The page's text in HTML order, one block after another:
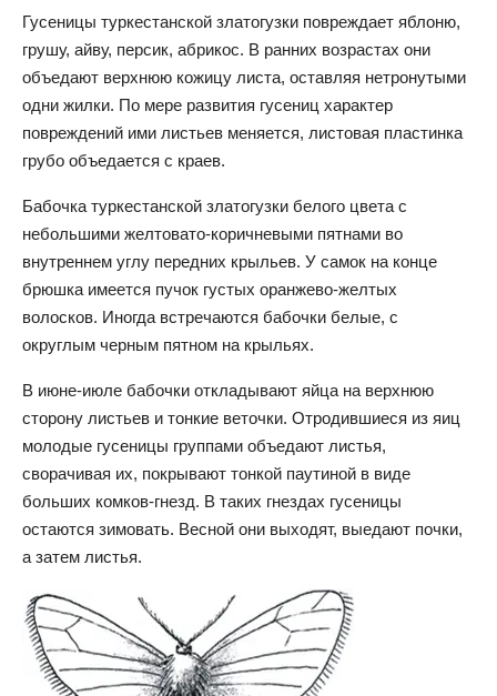
Гусеницы туркестанской златогузки повреждает яблоню,
грушу, айву, персик, абрикос. В ранних возрастах они
объедают верхнюю кожицу листа, оставляя нетронутыми
одни жилки. По мере развития гусениц характер
повреждений ими листьев меняется, листовая пластинка
грубо объедается с краев.
Бабочка туркестанской златогузки белого цвета с
небольшими желтовато-коричневыми пятнами во
внутреннем углу передних крыльев. У самок на конце
брюшка имеется пучок густых оранжево-желтых
волосков. Иногда встречаются бабочки белые, с
округлым черным пятном на крыльях.
В июне-июле бабочки откладывают яйца на верхнюю
сторону листьев и тонкие веточки. Отродившиеся из яиц
молодые гусеницы группами объедают листья,
сворачивая их, покрывают тонкой паутиной в виде
больших комков-гнезд. В таких гнездах гусеницы
остаются зимовать. Весной они выходят, выедают почки,
а затем листья.